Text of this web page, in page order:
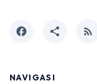
facebook share rss_feed
NAVIGASI